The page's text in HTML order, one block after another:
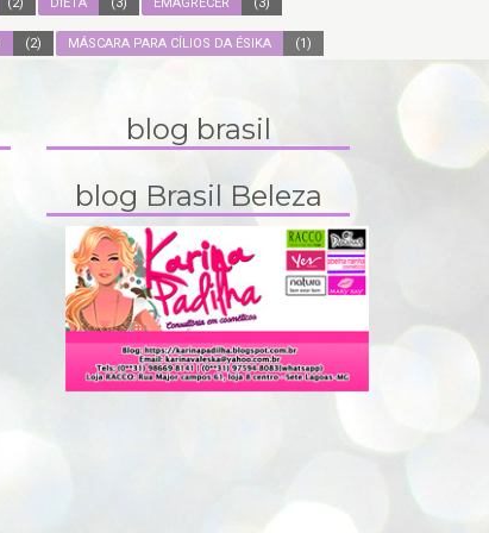
(2) DIETA (3) EMAGRECER (3)
(2) MÁSCARA PARA CÍLIOS DA ÉSIKA (1)
blog brasil
blog Brasil Beleza